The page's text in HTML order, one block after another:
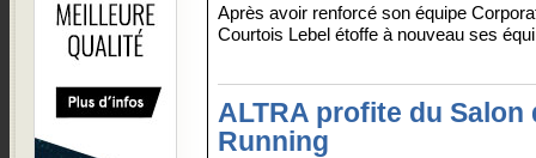
Après avoir renforcé son équipe
Courtois Lebel étoffe à nouveau ses
ALTRA profite du Salon
Running